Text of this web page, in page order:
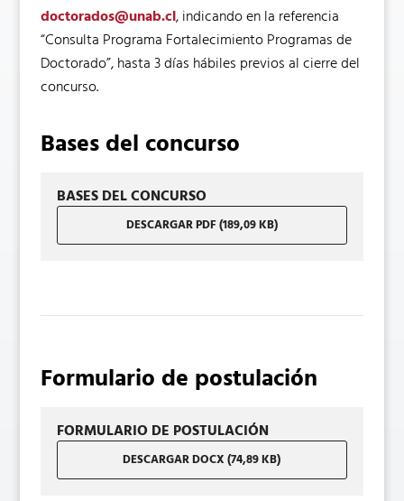
doctorados@unab.cl, indicando en la referencia
“Consulta Programa Fortalecimiento Programas de
Doctorado”, hasta 3 días hábiles previos al cierre del
concurso.
Bases del concurso
BASES DEL CONCURSO
DESCARGAR PDF (189,09 KB)
Formulario de postulación
FORMULARIO DE POSTULACIÓN
DESCARGAR DOCX (74,89 KB)